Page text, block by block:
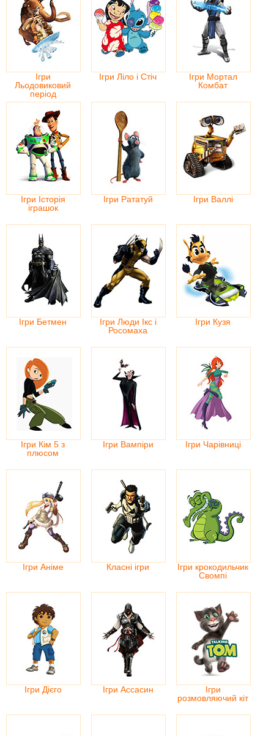
Ігри
Льодовиковий
період
Ігри Ліло і Стіч
Ігри Мортал
Комбат
Ігри Історія
іграшок
Ігри Рататуй Ігри Валлі
Ігри Бетмен
Ігри Люди Ікс і
Росомаха
Ігри Кузя
Ігри Кім 5 з
плюсом
Ігри Вампіри Ігри Чарівниці
Ігри Аніме Класні ігри
Ігри крокодильчик
Свомпі
Ігри Дієго Ігри Ассасин
Ігри
розмовляючий кіт